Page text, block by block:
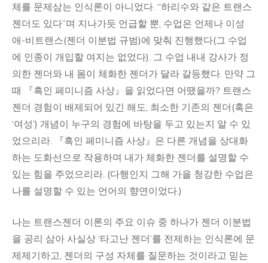
체를 문제삼는 인식론이 아니었다. “하리수와 같은 트랜스
젠더도 있다”며 지나가듯 언급할 뿐, 수업은 언제나 이성
애-비트랜스(젠더 이분법 규범)에 맞춰 진행했다(그 수업
에 인종이 개입할 여지는 없었다). 그 수업 내내 강사가 정
의한 젠더와 내 몸이 체화한 젠더가 달라 갈등했다. 만약 그
때 『흑인 페미니즘 사상』을 읽었다면 어땠을까? 트랜스
젠더 경험이 배제되어 있긴 해도, 최소한 기존의 젠더(혹은
‘여성’) 개념이 누구의 경험에 바탕을 두고 있는지 알 수 있
었으리라. 『흑인 페미니즘 사상』은 다른 개념을 상대화
하는 도화선으로 작용하며 내가 체화한 젠더를 설명할 수
있는 힘을 주었으리라. (다행인지 그해 가을 청강한 수업은
나를 설명할 수 있는 언어의 향연이었다.)
나는 트랜스젠더 이론의 주요 이슈 중 하나가 젠더 이분법
을 공리 삼아 사실상 ‘타고난 젠더’를 전제하는 인식론에 문
제제기하고, 젠더의 구성 자체를 질문하는 것이라고 믿는